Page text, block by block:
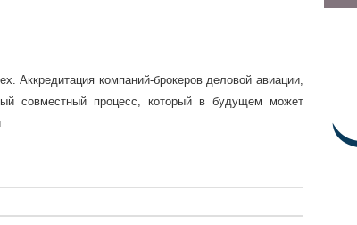
Аккредитация компаний-брокеров деловой авиации,
совместный процесс, который в будущем может